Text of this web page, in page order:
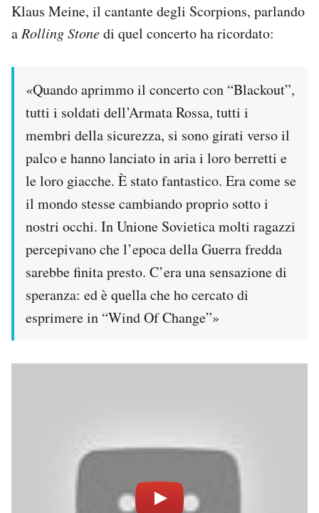
Klaus Meine, il cantante degli Scorpions, parlando
a Rolling Stonedi quel concerto ha ricordato:
«Quando aprimmo il concerto con “Blackout”,
tutti i soldati dell’Armata Rossa, tutti i
membri della sicurezza, si sono girati verso il
palco e hanno lanciato in aria i loro berretti e
le loro giacche. È stato fantastico. Era come se
il mondo stesse cambiando proprio sotto i
nostri occhi. In Unione Sovietica molti ragazzi
percepivano che l’epoca della Guerra fredda
sarebbe finita presto. C’era una sensazione di
speranza: ed è quella che ho cercato di
esprimere in “Wind Of Change”»